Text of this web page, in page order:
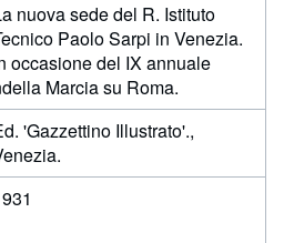
nuova sede del R. Istituto
Paolo Sarpi in Venezia.
occasione del IX annuale
Marcia su Roma.
'Gazzettino Illustrato'.,